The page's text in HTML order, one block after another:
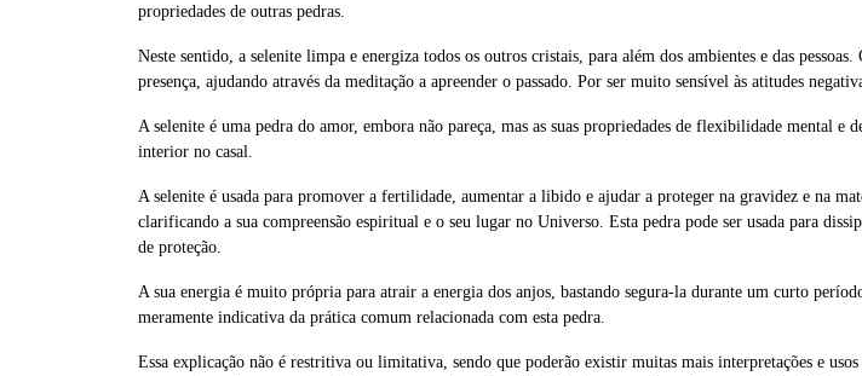
propriedades de outras pedras.
Neste sentido, a selenite limpa e energiza todos os outros cristais, para além dos ambientes e das
presença, ajudando através da meditação a apreender o passado. Por ser muito sensível às atitudes
A selenite é uma pedra do amor, embora não pareça, mas as suas propriedades de flexibilidade mental
interior no casal.
A selenite é usada para promover a fertilidade, aumentar a libido e ajudar a proteger na gravidez e na
clarificando a sua compreensão espiritual e o seu lugar no Universo. Esta pedra pode ser usada para
de proteção.
A sua energia é muito própria para atrair a energia dos anjos, bastando segura-la durante um curto
meramente indicativa da prática comum relacionada com esta pedra.
Essa explicação não é restritiva ou limitativa, sendo que poderão existir muitas mais interpretações e